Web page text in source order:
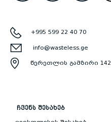
+995 599 22 40 70
info@wasteless.ge
წერეთლის გამზირი 142
ᲩᲕᲔᲜᲡ ᲨᲔᲡᲐᲮᲔᲑ